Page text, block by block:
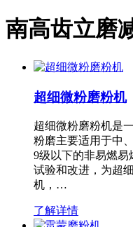
南高齿立磨
超细微粉磨粉机
超细微粉磨粉机是
粉磨主要适用于中
9级以下的非易燃易
试验和改进，为超
机，…
了解详情